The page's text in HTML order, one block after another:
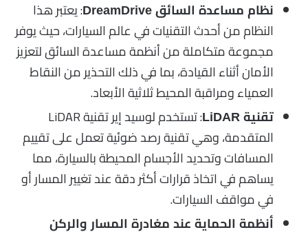
نظام مساعدة السائق DreamDrive
: يعتبر هذا
النظام من أحدث التقنيات في عالم السيارات، حيث يوفر
مجموعة متكاملة من أنظمة مساعدة السائق لتعزيز
الأمان أثناء القيادة، بما في ذلك التحذير من النقاط
العمياء ومراقبة المحيط ثلاثية الأبعاد.
تقنية LiDAR
: تستخدم لوسيد إير تقنية LiDAR
المتقدمة، وهي تقنية رصد ضوئية تعمل على تقييم
المسافات وتحديد الأجسام المحيطة بالسيارة، مما
يساهم في اتخاذ قرارات أكثر دقة عند تغيير المسار أو
في مواقف السيارات.
أنظمة الحماية عند مغادرة المسار والركن